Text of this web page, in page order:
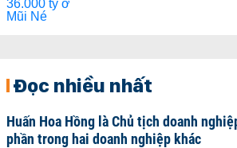
Đọc nhiều nhất
Huấn Hoa Hồng là Chủ tịch doanh
phần trong hai doanh nghiệp khác